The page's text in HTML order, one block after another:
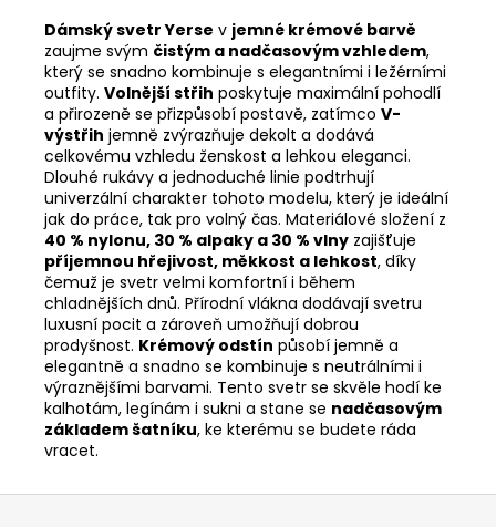
Dámský svetr Yerse v jemné krémové barvě
zaujme svým čistým a nadčasovým vzhledem,
který se snadno kombinuje s elegantními i ležérními
outfity. Volnější střih poskytuje maximální pohodlí
a přirozeně se přizpůsobí postavě, zatímco V-
výstřih jemně zvýrazňuje dekolt a dodává
celkovému vzhledu ženskost a lehkou eleganci.
Dlouhé rukávy a jednoduché linie podtrhují
univerzální charakter tohoto modelu, který je ideální
jak do práce, tak pro volný čas. Materiálové složení z
40 % nylonu, 30 % alpaky a 30 % vlny zajišťuje
příjemnou hřejivost, měkkost a lehkost, díky
čemuž je svetr velmi komfortní i během
chladnějších dnů. Přírodní vlákna dodávají svetru
luxusní pocit a zároveň umožňují dobrou
prodyšnost. Krémový odstín působí jemně a
elegantně a snadno se kombinuje s neutrálními i
výraznějšími barvami. Tento svetr se skvěle hodí ke
kalhotám, legínám i sukni a stane se nadčasovým
základem šatníku, ke kterému se budete ráda
vracet.
Z